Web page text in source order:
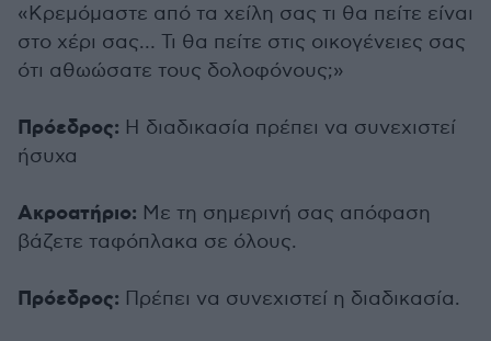
«Κρεμόμαστε από τα χείλη σας τι θα πείτε είναι
στο χέρι σας… Τι θα πείτε στις οικογένειες σας
ότι αθωώσατε τους δολοφόνους;»
Πρόεδρος: Η διαδικασία πρέπει να συνεχιστεί
ήσυχα
Ακροατήριο: Με τη σημερινή σας απόφαση
βάζετε ταφόπλακα σε όλους.
Πρόεδρος: Πρέπει να συνεχιστεί η διαδικασία.